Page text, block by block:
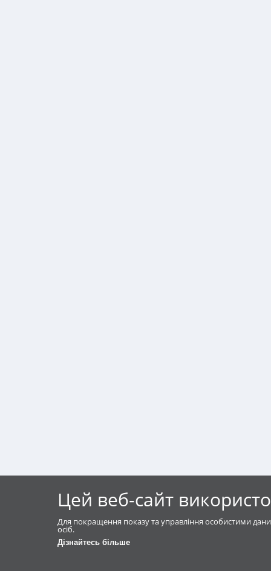
Цей веб-сайт
Для покращення показу та управління особистими
осіб.
Дізнайтесь більше